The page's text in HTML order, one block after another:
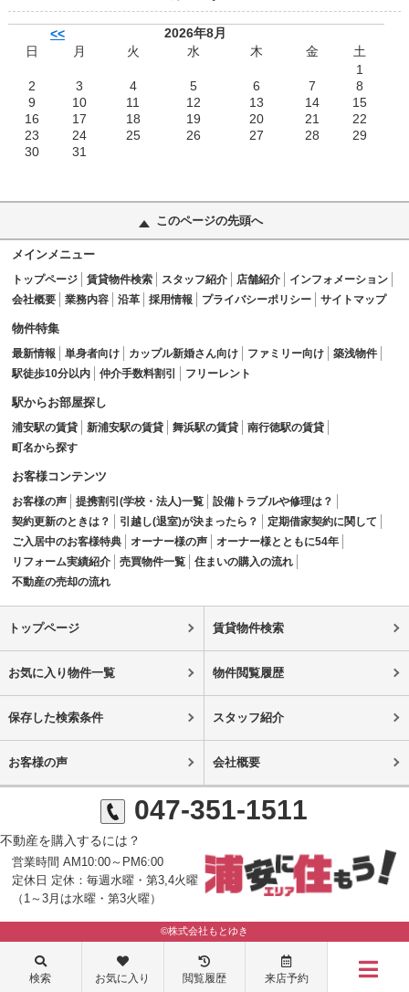
<<
2026年8月
日
月 火 水 木 金
土
1
2
3 4 5 6 7
8
9
10 11 12 13 14
15
16
17 18 19 20 21
22
23
24 25 26 27 28
29
30
31
このページの先頭へ
メインメニュー
トップページ 賃貸物件検索 スタッフ紹介 店舗紹介
インフォメーション
会社概要
業務内容 沿革 採用情報 プライバシーポリシー サイトマップ
物件特集
最新情報 単身者向け カップル新婚さん向け ファミリー向け
築浅物件
駅徒歩10分以内
仲介手数料割引 フリーレント
駅からお部屋探し
浦安駅の賃貸 新浦安駅の賃貸 舞浜駅の賃貸
南行徳駅の賃貸
町名から探す
お客様コンテンツ
お客様の声 提携割引(学校・法人)一覧
設備トラブルや修理は？
契約更新のときは？
引越し(退室)が決まったら？
定期借家契約に関して
ご入居中のお客様特典
オーナー様の声
オーナー様とともに54年
リフォーム実績紹介
売買物件一覧
住まいの購入の流れ
不動産の売却の流れ
トップページ 賃貸物件検索
お気に入り物件一覧 物件閲覧履歴
保存した検索条件 スタッフ紹介
お客様の声 会社概要
047-351-1511
不動産を購入するには？
営業時間 AM10:00～PM6:00
定休日 定休：毎週水曜・第3,4火曜
（1～3月は水曜・第3火曜）
©株式会社もとゆき
検索 お気に入り 閲覧履歴 来店予約